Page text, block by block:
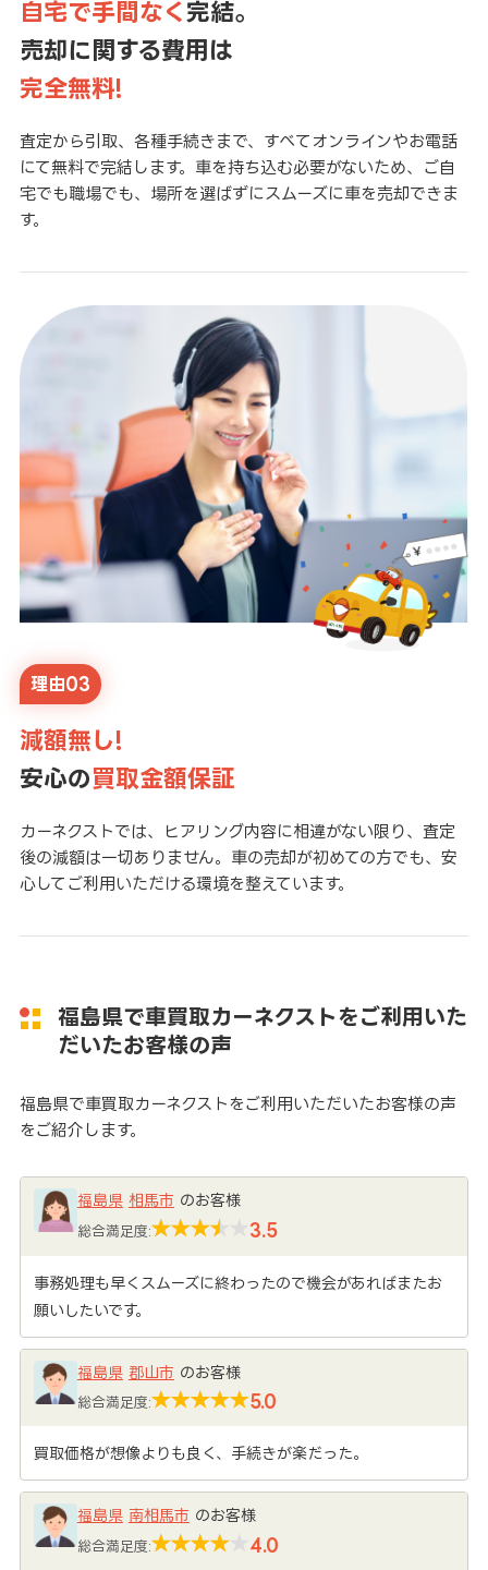
自宅で手間なく 完結。
売却に関する費用は
完全無料!
査定から引取、各種手続きまで、すべてオンラインやお電話
にて無料で完結します。車を持ち込む必要がないため、ご自
宅でも職場でも、場所を選ばずにスムーズに車を売却できま
す。
理由03
減額無し!
安心の買取金額保証
カーネクストでは、ヒアリング内容に相違がない限り、査定
後の減額は一切ありません。車の売却が初めての方でも、安
心してご利用いただける環境を整えています。
福島県で車買取カーネクストをご利用いた
だいたお客様の声
福島県で車買取カーネクストをご利用いただいたお客様の声
をご紹介します。
福島県 相馬市 のお客様
総合満足度: 3.5
事務処理も早くスムーズに終わったので機会があればまたお
願いしたいです。
福島県 郡山市 のお客様
総合満足度: 5.0
買取価格が想像よりも良く、手続きが楽だった。
福島県 南相馬市 のお客様
総合満足度: 4.0